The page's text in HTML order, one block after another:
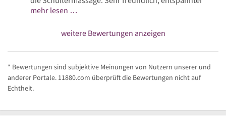
mehr lesen …
weitere Bewertungen anzeigen
* Bewertungen sind subjektive Meinungen von Nutzern unserer und
anderer Portale. 11880.com überprüft die Bewertungen nicht auf
Echtheit.